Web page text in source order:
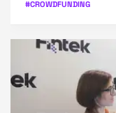
#CROWDFUNDING